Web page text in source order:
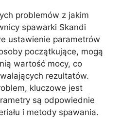
problemów z jakim
spawarki Skandi
ustawienie parametrów
początkujące, mogą
wartość mocy, co
rezultatów.
kluczowe jest
są odpowiednie
i metody spawania.